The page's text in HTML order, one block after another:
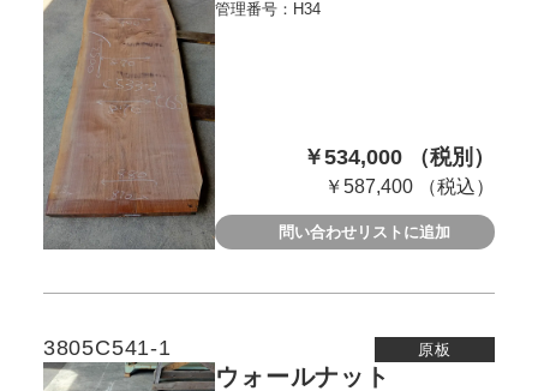
管理番号：H34
￥534,000 （税別）
￥587,400 （税込）
問い合わせリストに追加
3805C541-1 原板
ウォールナット